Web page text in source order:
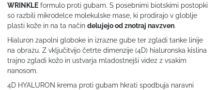
WRINKLE formulo proti gubam. S posebnimi biotskimi postopki
so razbili mikrodelce molekulske mase, ki prodirajo v globlje
plasti kože in na ta način delujejo od znotraj navzven.
Hialuron zapolni globoke in izrazne gube ter zgladi tanke linije
na obrazu. Z vključitvijo četrte dimenzije (4D) hialuronska kislina
trajno zgladi kožo in ustvarja mladostnejši videz z vsakim
nanosom.
4D HYALURON krema proti gubam hkrati spodbuja naravni